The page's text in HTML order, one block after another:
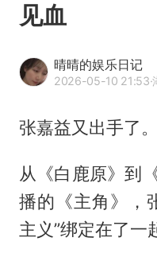
见血
晴晴的娱乐日记
2026-05-10 21:53
张嘉益又出手了。
从《白鹿原》到
播的《主角》，
主义”绑定在了一